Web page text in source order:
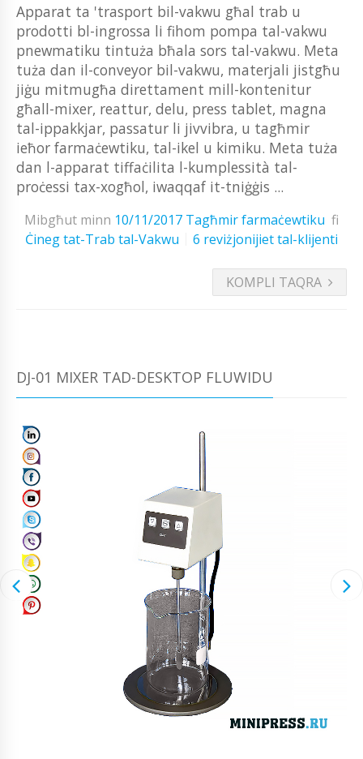
Apparat ta 'trasport bil-vakwu għal trab u
prodotti bl-ingrossa li fihom pompa tal-vakwu
pnewmatiku tintuża bħala sors tal-vakwu. Meta
tuża dan il-conveyor bil-vakwu, materjali jistgħu
jiġu mitmugħa direttament mill-kontenitur
għall-mixer, reattur, delu, press tablet, magna
tal-ippakkjar, passatur li jivvibra, u tagħmir
ieħor farmaċewtiku, tal-ikel u kimiku. Meta tuża
dan l-apparat tiffaċilita l-kumplessità tal-
proċessi tax-xogħol, iwaqqaf it-tniġġis ...
Mibgħut minn 10/11/2017 Tagħmir farmaċewtiku fi
Ċineg tat-Trab tal-Vakwu
6 reviżjonijiet tal-klijenti
KOMPLI TAQRA
DJ-01 MIXER TAD-DESKTOP FLUWIDU